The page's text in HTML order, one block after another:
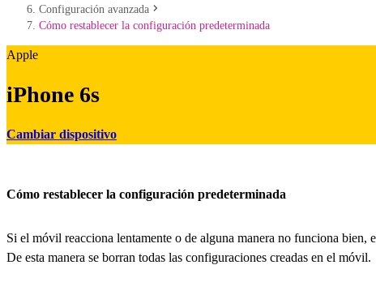
Configuración avanzada
Cómo restablecer la configuración predeterminada
Apple
iPhone 6s
Cambiar dispositivo
Cómo restablecer la configuración predeterminada
Si el móvil reacciona lentamente o de alguna manera no funciona bien,
De esta manera se borran todas las configuraciones creadas en el móvil.